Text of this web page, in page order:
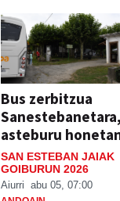
Bus zerbitzua
Sanestebanetara,
asteburu
SAN ESTEBAN JAIAK
GOIBURUN 2026
Aiurri abu 05, 07:00